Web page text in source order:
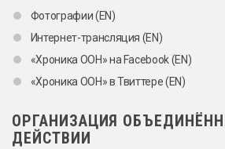
Фотографии (EN)
Интернет-трансляция (EN)
«Хроника ООН» на Facebook (EN)
«Хроника ООН» в Твиттере (EN)
ОРГАНИЗАЦИЯ
ДЕЙСТВИИ